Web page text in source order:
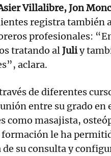
Villalibre, Jon
registra también
profesionales:
tratando alJuliy
aclara.
de diferentes
entre su grado en
como masajista,
formación le ha
su consulta y